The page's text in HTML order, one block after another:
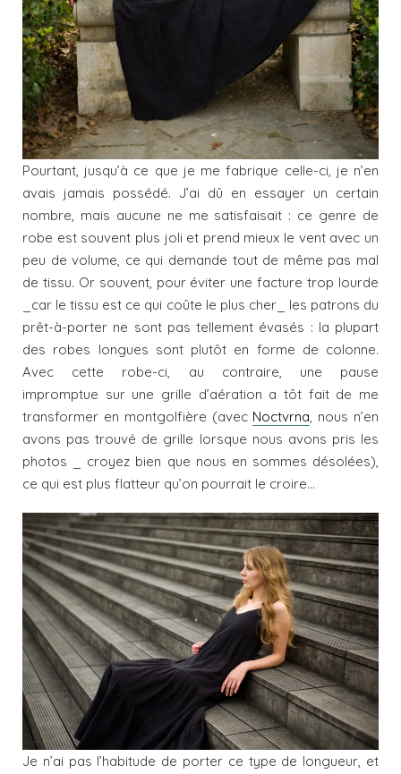
Pourtant, jusqu’à ce que je me fabrique celle-ci, je n’en
avais jamais possédé. J’ai dû en essayer un certain
nombre, mais aucune ne me satisfaisait : ce genre de
robe est souvent plus joli et prend mieux le vent avec un
peu de volume, ce qui demande tout de même pas mal
de tissu. Or souvent, pour éviter une facture trop lourde
_car le tissu est ce qui coûte le plus cher_ les patrons du
prêt-à-porter ne sont pas tellement évasés : la plupart
des robes longues sont plutôt en forme de colonne.
Avec cette robe-ci, au contraire, une pause
impromptue sur une grille d’aération a tôt fait de me
transformer en montgolfière (avec Noctvrna , nous n’en
avons pas trouvé de grille lorsque nous avons pris les
photos _ croyez bien que nous en sommes désolées),
ce qui est plus flatteur qu’on pourrait le croire…
Je n’ai pas l’habitude de porter ce type de longueur, et